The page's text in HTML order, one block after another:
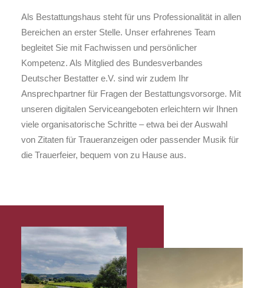
Als Bestattungshaus steht für uns Professionalität in allen
Bereichen an erster Stelle. Unser erfahrenes Team
begleitet Sie mit Fachwissen und persönlicher
Kompetenz. Als Mitglied des Bundesverbandes
Deutscher Bestatter e.V. sind wir zudem Ihr
Ansprechpartner für Fragen der Bestattungsvorsorge. Mit
unseren digitalen Serviceangeboten erleichtern wir Ihnen
viele organisatorische Schritte – etwa bei der Auswahl
von Zitaten für Traueranzeigen oder passender Musik für
die Trauerfeier, bequem von zu Hause aus.